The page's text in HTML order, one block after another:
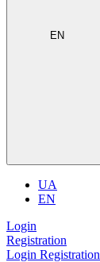
EN
UA
EN
Login
Registration
Login Registration